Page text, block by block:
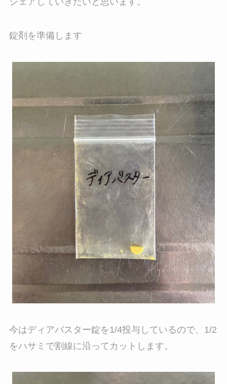
錠剤を準備します
今はディアバスター錠を1/4投与しているので、1/2
をハサミで割線に沿ってカットします。